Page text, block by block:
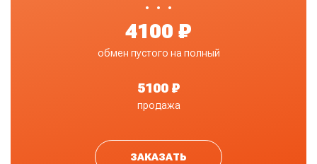
•
4100 ₽
обмен пустого на полный
5100 ₽
продажа
ЗАКАЗАТЬ